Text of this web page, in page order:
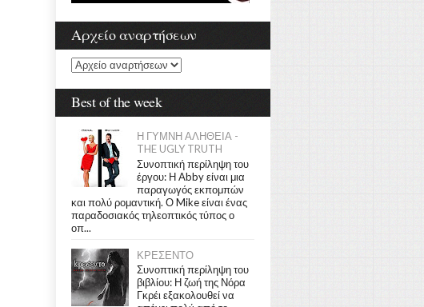
Αρχείο αναρτήσεων
Best of the week
Η ΓΥΜΝΗ ΑΛΗΘΕΙΑ -
THE UGLY TRUTH
Συνοπτική περίληψη του
έργου: Η Abby είναι μια
παραγωγός εκπομπών
και πολύ ρομαντική. Ο Mike είναι ένας
παραδοσιακός τηλεοπτικός τύπος ο
οπ...
ΚΡΕΣΕΝΤΟ
Συνοπτική περίληψη του
βιβλίου: Η ζωή της Νόρα
Γκρέι εξακολουθεί να